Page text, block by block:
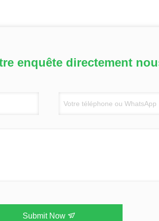
enquête directement
Submit Now